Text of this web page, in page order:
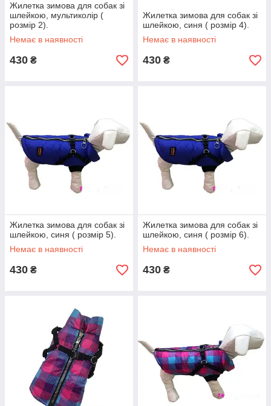
Жилетка зимова для собак зі
шлейкою, мультиколір (
розмір 2).
Немає в наявності
430 ₴
Жилетка зимова для собак зі
шлейкою, синя ( розмір 4).
Немає в наявності
430 ₴
Жилетка зимова для собак зі
шлейкою, синя ( розмір 5).
Немає в наявності
430 ₴
Жилетка зимова для собак зі
шлейкою, синя ( розмір 6).
Немає в наявності
430 ₴